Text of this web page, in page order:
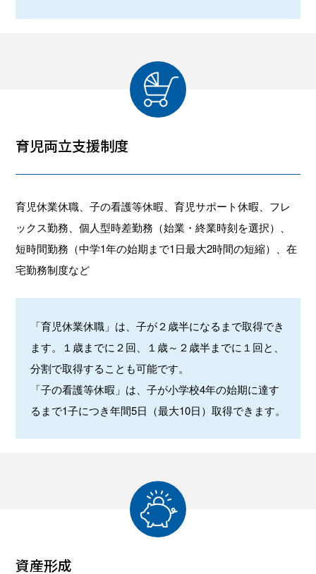
育児両立支援制度
育児休業休職、子の看護等休暇、育児サポート休暇、フレ
ックス勤務、個人型時差勤務（始業・終業時刻を選択）、
短時間勤務（中学1年の始期まで1日最大2時間の短縮）、在
宅勤務制度など
「育児休業休職」は、子が２歳半になるまで取得でき
ます。１歳までに２回、１歳～２歳半までに１回と、
分割で取得することも可能です。
「子の看護等休暇」は、子が小学校4年の始期に達す
るまで1子につき年間5日（最大10日）取得できます。
資産形成